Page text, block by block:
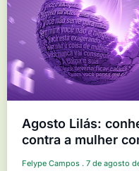
Agosto Lilás:
contra a mulher
Felype Campos 7 de agosto